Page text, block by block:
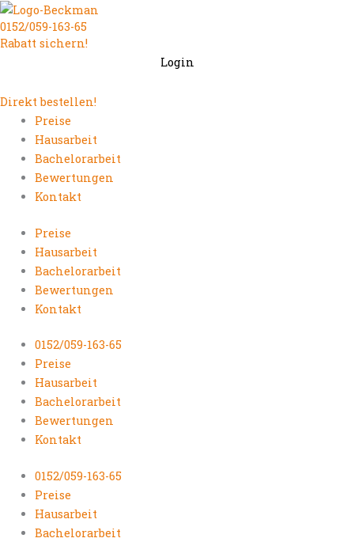
Zum
Inhalt
springen
0152/059-163-65
Rabatt sichern!
Login
Direkt bestellen!
Preise
Hausarbeit
Bachelorarbeit
Bewertungen
Kontakt
Preise
Hausarbeit
Bachelorarbeit
Bewertungen
Kontakt
0152/059-163-65
Preise
Hausarbeit
Bachelorarbeit
Bewertungen
Kontakt
0152/059-163-65
Preise
Hausarbeit
Bachelorarbeit